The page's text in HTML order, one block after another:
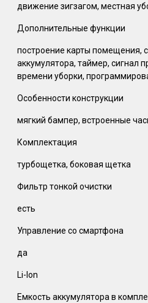
движение зигзагом, местная
Дополнительные функции
построение карты помещения,
аккумулятора, таймер, сигнал
времени уборки,
Особенности конструкции
мягкий бампер, встроенные
Комплектация
турбощетка, боковая щетка
Фильтр тонкой очистки
есть
Управление со смартфона
да
Li-Ion
Емкость аккумулятора в